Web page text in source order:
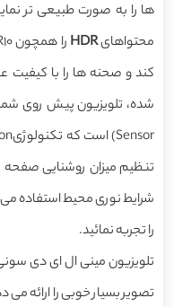
ها را به صورت طبیعی تر
محتواهایHDRرا همچون
کند و صحنه ها را با کیفیت
تنظیم میزان روشنایی
شرایط نوری محیط استفاده
را تجربه نمائید.
تصویر بسیار خوبی را ارائه